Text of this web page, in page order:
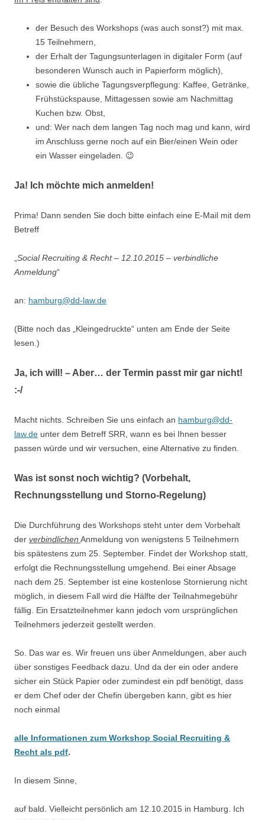
der Besuch des Workshops (was auch sonst?) mit max.
15 Teilnehmern,
der Erhalt der Tagungsunterlagen in digitaler Form (auf
besonderen Wunsch auch in Papierform möglich),
sowie die übliche Tagungsverpflegung: Kaffee, Getränke,
Frühstückspause, Mittagessen sowie am Nachmittag
Kuchen bzw. Obst,
und: Wer nach dem langen Tag noch mag und kann, wird
im Anschluss gerne noch auf ein Bier/einen Wein oder
ein Wasser eingeladen. 😉
Ja! Ich möchte mich anmelden!
Prima! Dann senden Sie doch bitte einfach eine E-Mail mit dem
Betreff
Social Recruiting & Recht – 12.10.2015 – verbindliche
Anmeldung“
an: hamburg@dd-law.de
(Bitte noch das „Kleingedruckte“ unten am Ende der Seite
lesen.)
Ja, ich will! – Aber… der Termin passt mir gar nicht!
:-/
Macht nichts. Schreiben Sie uns einfach an hamburg@dd-
law.de unter dem Betreff SRR, wann es bei Ihnen besser
passen würde und wir versuchen, eine Alternative zu finden.
Was ist sonst noch wichtig? (Vorbehalt,
Rechnungsstellung und Storno-Regelung)
Die Durchführung des Workshops steht unter dem Vorbehalt
der verbindlichen Anmeldung von wenigstens 5 Teilnehmern
bis spätestens zum 25. September. Findet der Workshop statt,
erfolgt die Rechnungsstellung umgehend. Bei einer Absage
nach dem 25. September ist eine kostenlose Stornierung nicht
möglich, in diesem Fall wird die Hälfte der Teilnahmegebühr
fällig. Ein Ersatzteilnehmer kann jedoch vom ursprünglichen
Teilnehmers jederzeit gestellt werden.
So. Das war es. Wir freuen uns über Anmeldungen, aber auch
über sonstiges Feedback dazu. Und da der ein oder andere
sicher ein Stück Papier oder zumindest ein pdf benötigt, dass
er dem Chef oder der Chefin übergeben kann, gibt es hier
noch einmal
alle Informationen zum Workshop Social Recruiting &
Recht als pdf.
In diesem Sinne,
auf bald. Vielleicht persönlich am 12.10.2015 in Hamburg. Ich